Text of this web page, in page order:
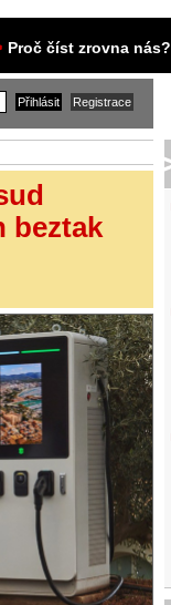
Proč číst zrovna nás?
beztak